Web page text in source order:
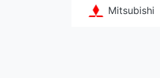
Mitsubishi